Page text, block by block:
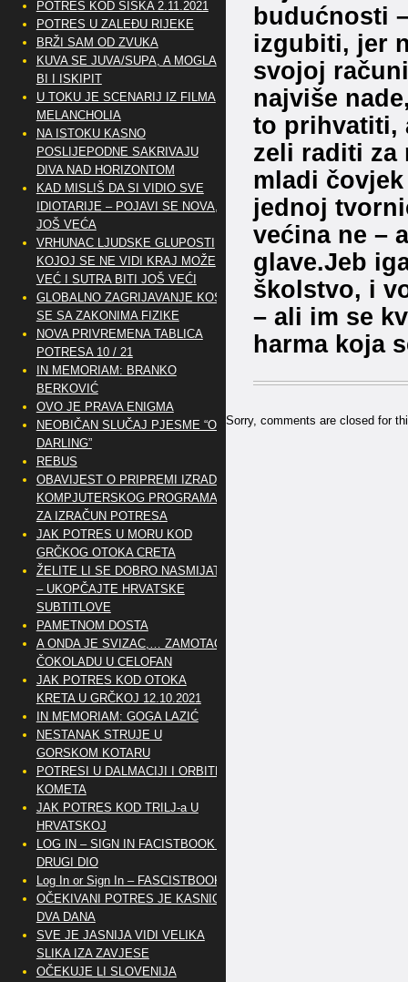
budućnosti
izgubiti, jer
svojoj
najviše
to prihvatiti,
zeli raditi za
mladi
jednoj
većina ne –
glave.Jeb
školstvo, i
– ali im se
harma koja
Sorry, comments are closed for
POTRES KOD SISKA 2.11.2021
POTRES U ZALEĐU RIJEKE
BRŽI SAM OD ZVUKA
KUVA SE JUVA/SUPA, A MOGLA
BI I ISKIPIT
U TOKU JE SCENARIJ IZ FILMA
MELANCHOLIA
NA ISTOKU KASNO
POSLIJEPODNE SAKRIVAJU
DIVA NAD HORIZONTOM
KAD MISLIŠ DA SI VIDIO SVE
IDIOTARIJE – POJAVI SE NOVA,..
JOŠ VEĆA
VRHUNAC LJUDSKE GLUPOSTI
KOJOJ SE NE VIDI KRAJ MOŽE
VEĆ I SUTRA BITI JOŠ VEĆI
GLOBALNO ZAGRIJAVANJE KOSI
SE SA ZAKONIMA FIZIKE
NOVA PRIVREMENA TABLICA
POTRESA 10 / 21
IN MEMORIAM: BRANKO
BERKOVIĆ
OVO JE PRAVA ENIGMA
NEOBIČAN SLUČAJ PJESME “OH
DARLING”
REBUS
OBAVIJEST O PRIPREMI IZRADE
KOMPJUTERSKOG PROGRAMA
ZA IZRAČUN POTRESA
JAK POTRES U MORU KOD
GRČKOG OTOKA CRETA
ŽELITE LI SE DOBRO NASMIJATI
– UKOPČAJTE HRVATSKE
SUBTITLOVE
PAMETNOM DOSTA
A ONDA JE SVIZAC,… ZAMOTAO
ČOKOLADU U CELOFAN
JAK POTRES KOD OTOKA
KRETA U GRČKOJ 12.10.2021
IN MEMORIAM: GOGA LAZIĆ
NESTANAK STRUJE U
GORSKOM KOTARU
POTRESI U DALMACIJI I ORBITE
KOMETA
JAK POTRES KOD TRILJ-a U
HRVATSKOJ
LOG IN – SIGN IN FACISTBOOK –
DRUGI DIO
Log In or Sign In – FASCISTBOOK
OČEKIVANI POTRES JE KASNIO
DVA DANA
SVE JE JASNIJA VIDI VELIKA
SLIKA IZA ZAVJESE
OČEKUJE LI SLOVENIJA